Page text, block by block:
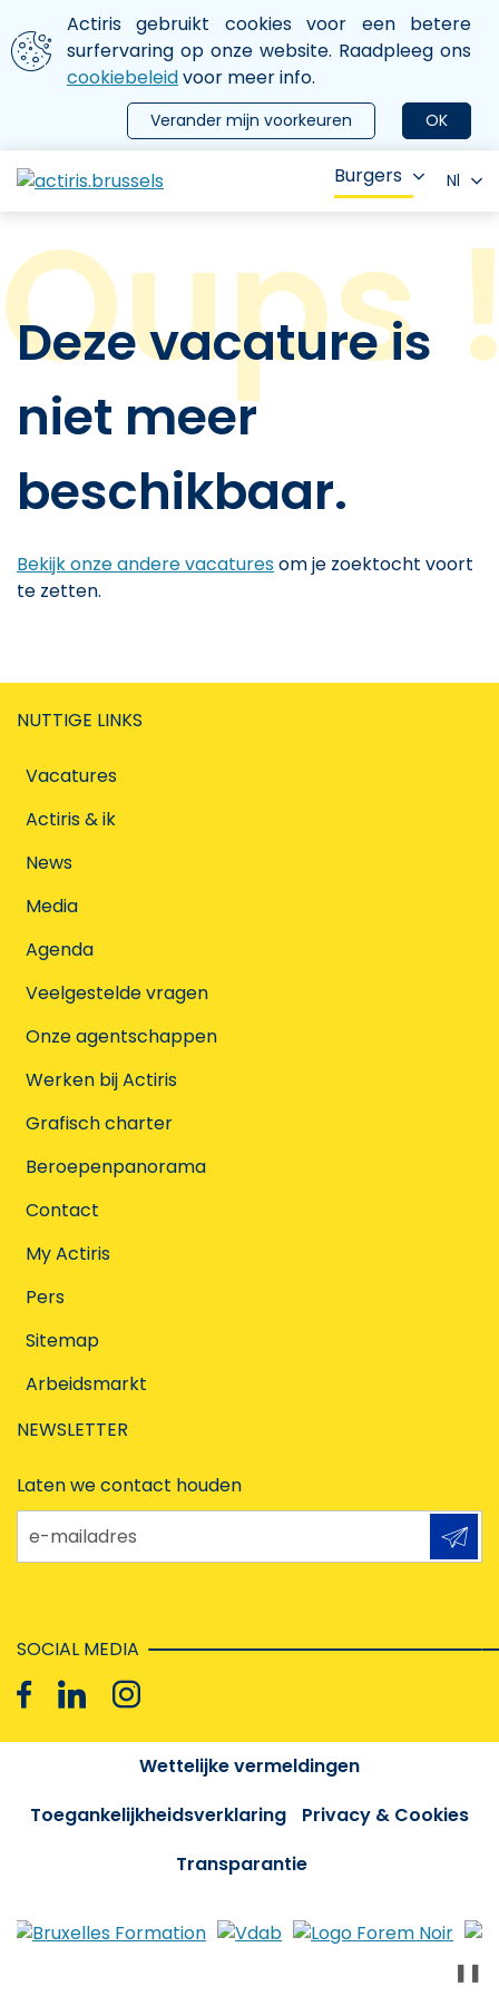
Aller au contenu principal
We gebruiken cookies
Actiris gebruikt cookies voor een betere
surfervaring op onze website. Raadpleeg ons
cookiebeleidvoor meer info.
OK
Verander mijn voorkeuren
le menu
Burgers Nl
Deze vacature is
niet meer
beschikbaar.
Bekijk onze andere vacaturesom je zoektocht voort
te zetten.
NUTTIGE LINKS
Vacatures
Actiris & ik
News
Media
Agenda
Veelgestelde vragen
Onze agentschappen
Werken bij Actiris
Grafisch charter
Beroepenpanorama
Contact
My Actiris
Pers
Sitemap
Arbeidsmarkt
NEWSLETTER
Laten we contact houden
e-mailadres
SOCIAL MEDIA
Wettelijke vermeldingen
Toegankelijkheidsverklaring
Privacy & Cookies
Transparantie
❚❚